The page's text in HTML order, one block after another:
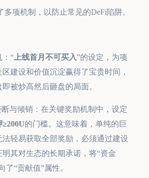
项机制，以防止常见的DeFi陷阱。
：“ 上线首月不可买入”的设定，为项
区建设和价值沉淀赢得了宝贵时间，
被炒高然后砸盘的局面。
断与倾销：在关键奖励机制中，设定
的门槛。这意味着，单纯的巨
法轻易获取全部奖励，必须通过建设
其对生态的长期承诺，将“资金
了“贡献值”属性。